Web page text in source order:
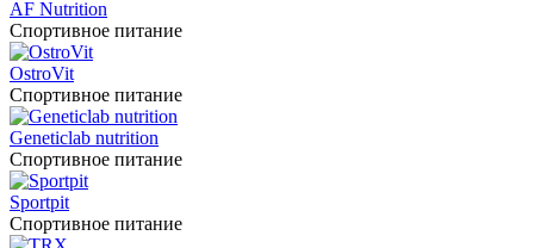
AF Nutrition
Спортивное питание
OstroVit
Спортивное питание
Geneticlab nutrition
Спортивное питание
Sportpit
Спортивное питание